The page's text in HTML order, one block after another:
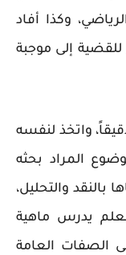
وكذا أفاد
إلى موجبة
واتخذ لنفسه
المراد بحثه
بالنقد والتحليل،
يدرس ماهية
الصفات العامة